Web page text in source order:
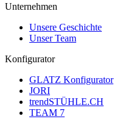
Unternehmen
Unsere Geschichte
Unser Team
Konfigurator
GLATZ Konfigurator
JORI
trendSTÜHLE.CH
TEAM 7